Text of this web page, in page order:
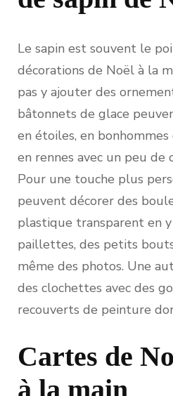
Le sapin est souvent le
décorations de Noël à la
pas y ajouter des
bâtonnets de glace
en étoiles, en
en rennes avec un peu
Pour une touche plus
peuvent décorer des
plastique transparent en
paillettes, des petits
même des photos. Une
des clochettes avec des
recouverts de peinture
Cartes de
à la main